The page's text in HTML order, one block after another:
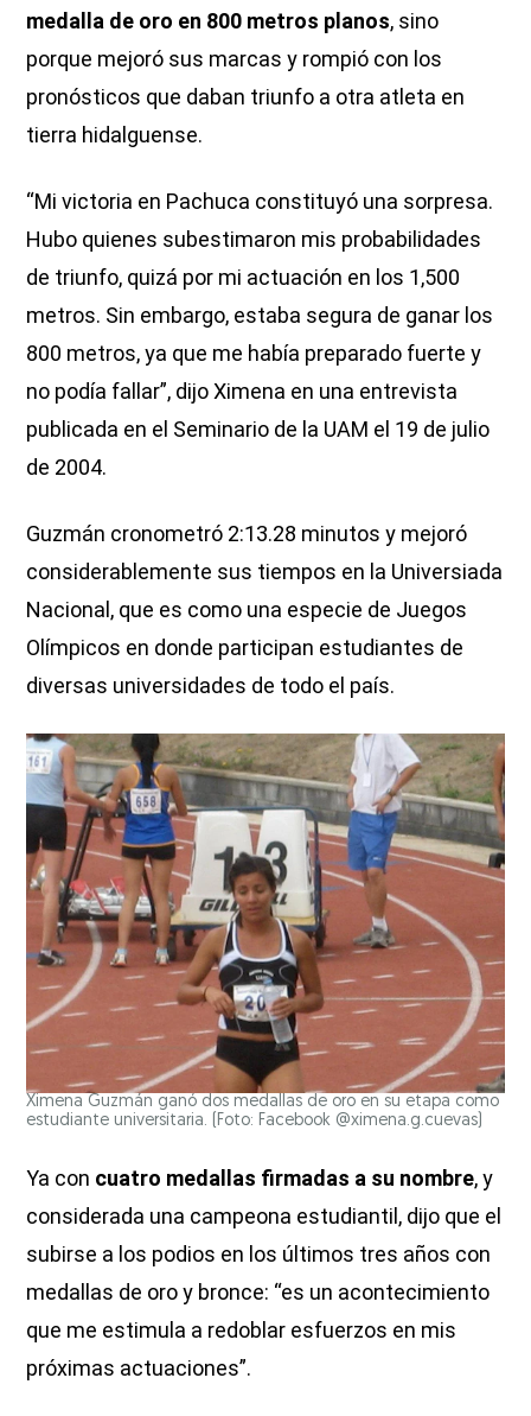
medalla de oro en 800 metros planos, sino
porque mejoró sus marcas y rompió con los
pronósticos que daban triunfo a otra atleta en
tierra hidalguense.
“Mi victoria en Pachuca constituyó una sorpresa.
Hubo quienes subestimaron mis probabilidades
de triunfo, quizá por mi actuación en los 1,500
metros. Sin embargo, estaba segura de ganar los
800 metros, ya que me había preparado fuerte y
no podía fallar”, dijo Ximena en una entrevista
publicada en el Seminario de la UAM el 19 de julio
de 2004.
Guzmán cronometró 2:13.28 minutos y mejoró
considerablemente sus tiempos en la Universiada
Nacional, que es como una especie de Juegos
Olímpicos en donde participan estudiantes de
diversas universidades de todo el país.
Ximena Guzmán ganó dos medallas de oro en su etapa como
estudiante universitaria. (Foto: Facebook @ximena.g.cuevas)
Ya con cuatro medallas firmadas a su nombre, y
considerada una campeona estudiantil, dijo que el
subirse a los podios en los últimos tres años con
medallas de oro y bronce: “es un acontecimiento
que me estimula a redoblar esfuerzos en mis
próximas actuaciones”.